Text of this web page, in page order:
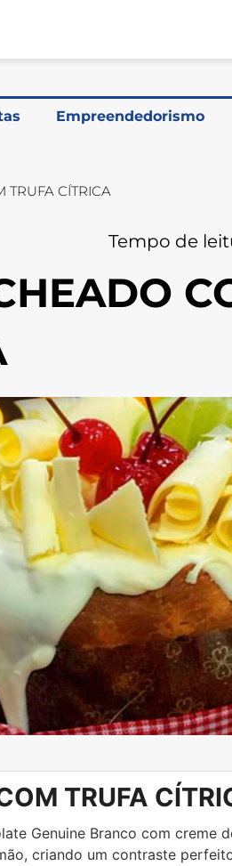
Empreendedorismo
TRUFA CÍTRICA
Tempo de
TRUFA
Genuine Branco com creme
criando um contraste